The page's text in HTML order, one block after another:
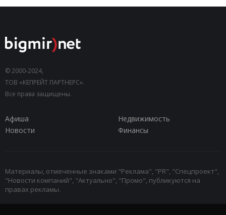
© 2000-2024,
ТОВ «КЕПРЕЙТ ПАРТНЕРС».
Все права защищены.
Афиша
Недвижимость
Новости
Финансы
Материалы, отмеченные знаками "Реклама", "PR", "Спецпроект",
"Новости компаний", "Актуально", "Промо", публикуются на
правах рекламы.